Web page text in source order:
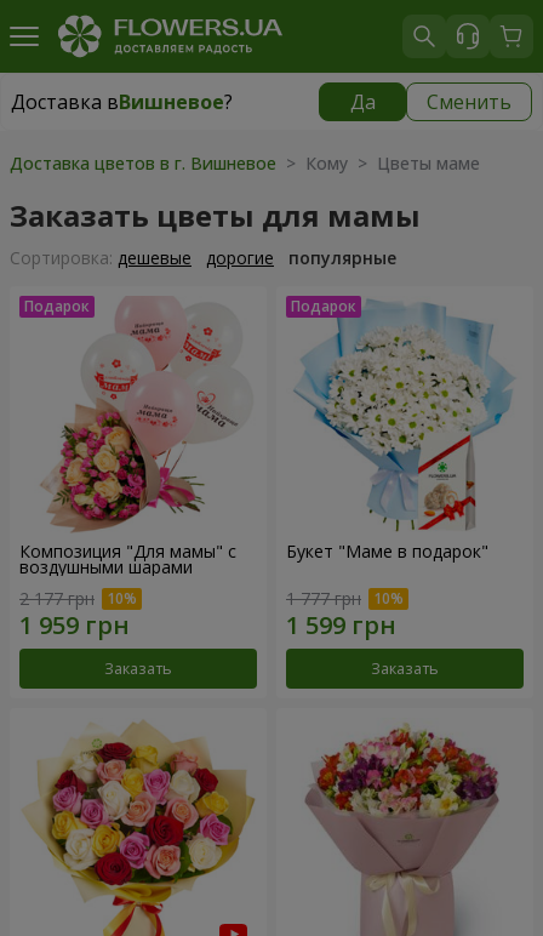
Доставка вВишневое? Да Сменить
Доставка вВишневое|
Доставка цветов в г. Вишневое > Кому > Цветы маме
Заказать цветы для мамы
Cортировка: дешевые дорогие популярные
Композиция "Для мамы" с
воздушными шарами
2 177 грн
Заказать
Букет "Маме в подарок"
1 777 грн
Заказать